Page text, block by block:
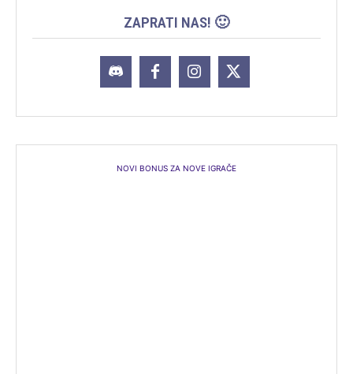
ZAPRATI NAS! 🙂
NOVI BONUS ZA NOVE IGRAČE